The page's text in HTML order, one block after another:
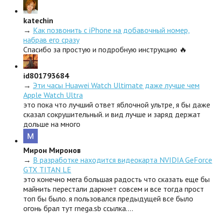
katechin
→ Как позвонить с iPhone на добавочный номер,
набрав его сразу
Спасибо за простую и подробную инструкцию 🔥
id801793684
→ Эти часы Huawei Watch Ultimate даже лучше чем
Apple Watch Ultra
это пока что лучший ответ яблочной ультре, я бы даже
сказал сокрушительный. и вид лучше и заряд держат
дольше на много
Мирон Миронов
→ В разработке находится видеокарта NVIDIA GeForce
GTX TITAN LE
это конечно мега большая радость что сказать еще бы
майнить перестали даркнет совсем и все тогда прост
топ бы было. я пользовался предыдущей все было
огонь брал тут rnega.sb ссылка.…